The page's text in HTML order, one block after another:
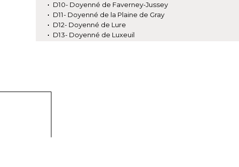
D10- Doyenné de Faverney-Jussey
D11- Doyenné de la Plaine de Gray
D12- Doyenné de Lure
D13- Doyenné de Luxeuil